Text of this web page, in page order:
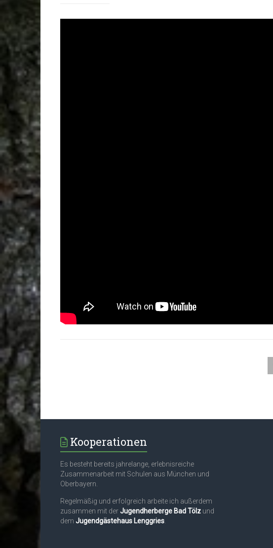
Kooperationen
Es besteht bereits jahrelange, erlebnisreiche
Zusammenarbeit mit Schulen aus München und
Oberbayern.
Regelmäßig und erfolgreich arbeite ich außerdem
zusammen mit derJugendherberge Bad Tölz und
dem Jugendgästehaus Lenggries